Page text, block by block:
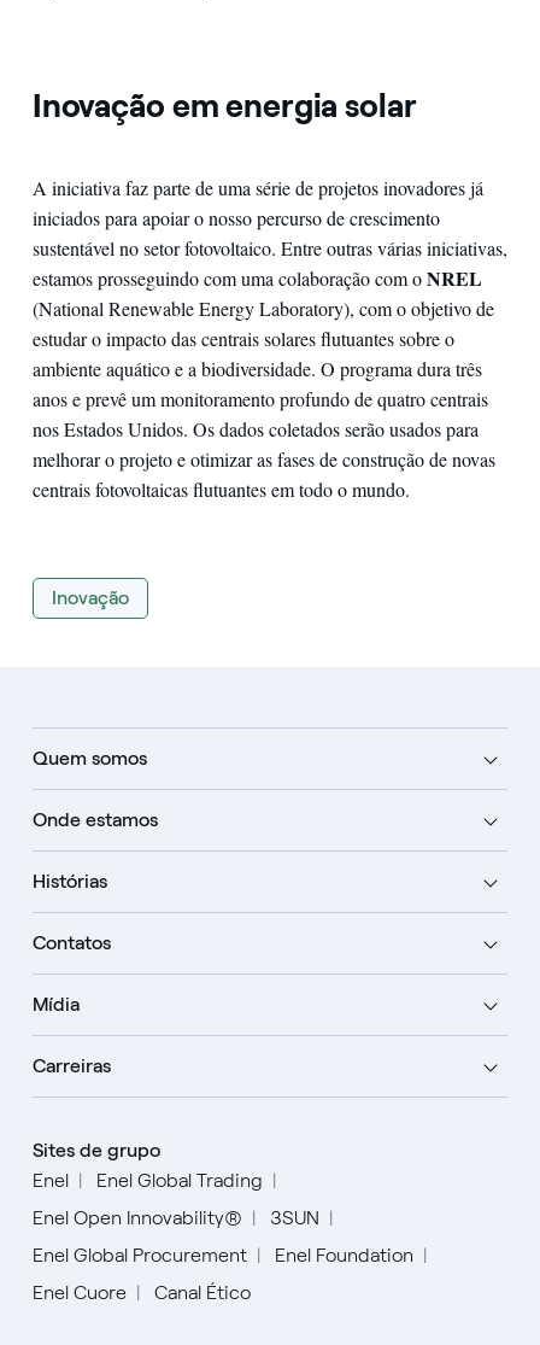
Inovação em energia solar
A iniciativa faz parte de uma série de projetos inovadores já
iniciados para apoiar o nosso percurso de crescimento
sustentável no setor fotovoltaico. Entre outras várias iniciativas,
estamos prosseguindo com uma colaboração com oNREL
(National Renewable Energy Laboratory), com o objetivo de
estudar o impacto das centrais solares flutuantes sobre o
ambiente aquático e a biodiversidade. O programa dura três
anos e prevê um monitoramento profundo de quatro centrais
nos Estados Unidos. Os dados coletados serão usados para
melhorar o projeto e otimizar as fases de construção de novas
centrais fotovoltaicas flutuantes em todo o mundo.
Inovação
Quem somos
Onde estamos
Histórias
Contatos
Mídia
Carreiras
Sites de grupo
Enel
Enel Global Trading
Enel Open Innovability®
3SUN
Enel Global Procurement
Enel Foundation
Enel Cuore
Canal Ético